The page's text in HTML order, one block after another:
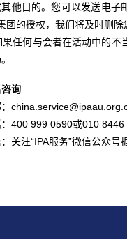
他目的。您可以发送电子
团的授权，我们将及时删除
果任何与会者在活动中的不
询
400 999 0590或010 8446
关注“IPA服务”微信公众号